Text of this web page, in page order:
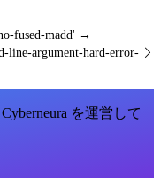
fused-madd' →
line-argument-hard-error-
を運営して